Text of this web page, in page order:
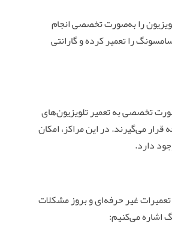
را به‌صورت تخصصی انجام
را تعمیر کرده و گارانتی
تخصصی به تعمیر تلویزیون‌های
می‌گیرند. در این مراکز، امکان
تعمیرات غیر حرفه‌ای و بروز مشکلات
اشاره می‌کنیم: